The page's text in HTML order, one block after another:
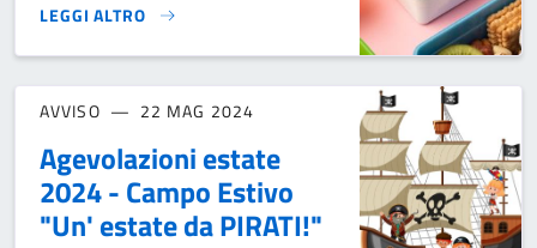
LEGGI ALTRO
MENÙ MENSA SCOLASTICA - GIUGNO 2024}
AVVISO 22 MAG 2024
Agevolazioni estate
2024 - Campo Estivo
"Un' estate da PIRATI!"